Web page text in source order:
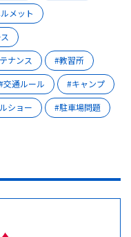
メット
ナンス
教習所
交通ルール
キャンプ
ショー 駐車場問題